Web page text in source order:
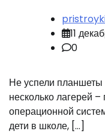
11
0
Не успели планшеты
несколько лагерей
операционной
дети в школе, […]